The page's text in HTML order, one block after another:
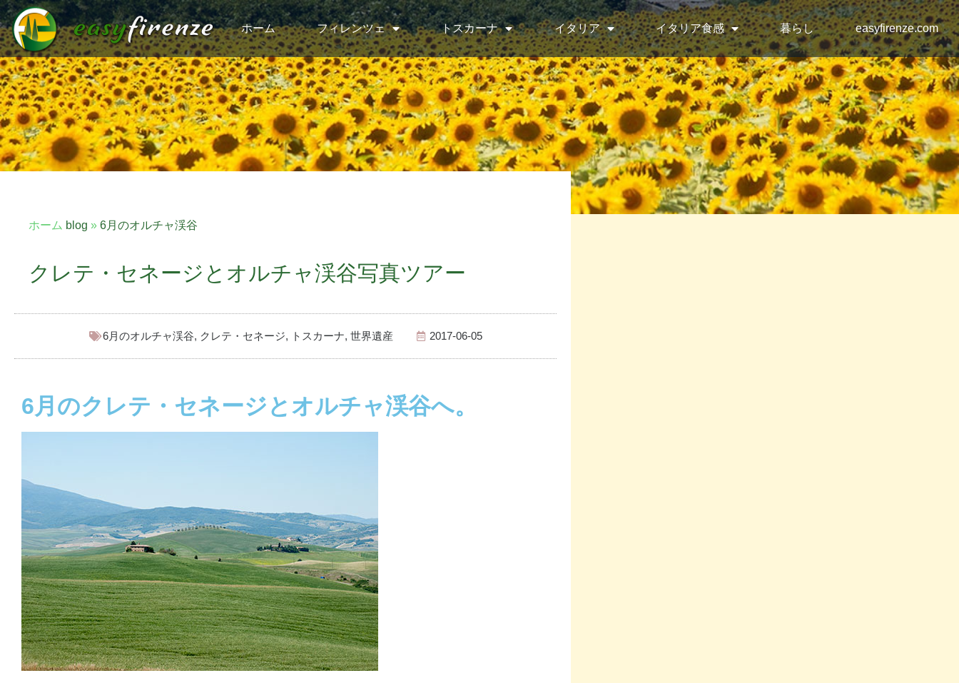
ホーム フィレンツェ トスカーナ イタリア イタリア食感 暮らし easyfirenze.com
ホーム blog » 6月のオルチャ渓谷
クレテ・セネージとオルチャ渓谷写真ツアー
6月のオルチャ渓谷, クレテ・セネージ, トスカーナ, 世界遺産 2017-06-05
6月のクレテ・セネージとオルチャ渓谷へ。